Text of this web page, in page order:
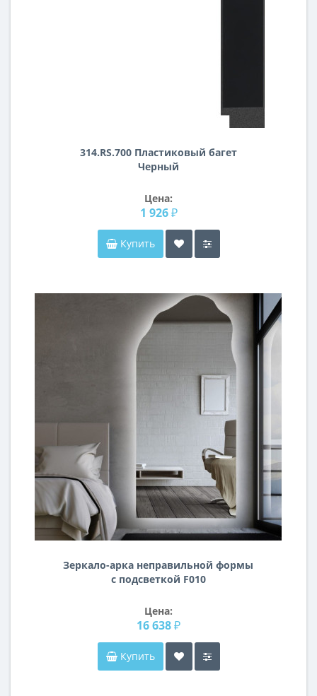
314.RS.700 Пластиковый багет
Черный
Цена:
1 926 ₽
Купить
Зеркало-арка неправильной формы
с подсветкой F010
Цена:
16 638 ₽
Купить